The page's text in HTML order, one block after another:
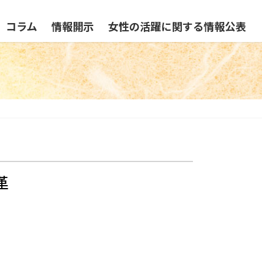
コラム 情報開示 女性の活躍に関する情報公表